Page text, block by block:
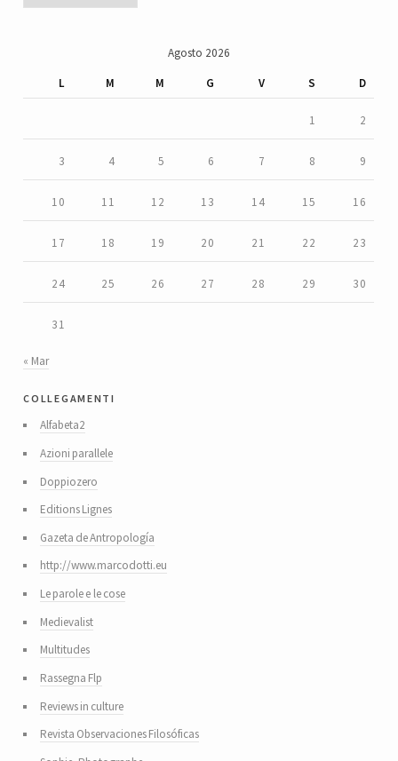
Agosto 2026
L
M M G V S D
1 2
3 4 5 6 7 8 9
10 11 12 13 14 15 16
17 18 19 20 21 22 23
24 25 26 27 28 29 30
31
« Mar
collegamenti
Alfabeta2
Azioni parallele
Doppiozero
Editions Lignes
Gazeta de Antropología
http://www.marcodotti.eu
Le parole e le cose
Medievalist
Multitudes
Rassegna Flp
Reviews in culture
Revista Observaciones Filosóficas